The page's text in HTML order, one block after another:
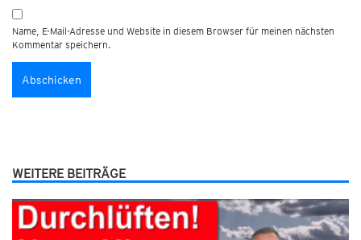
Name, E-Mail-Adresse und Website in diesem Browser für meinen nächsten
Kommentar speichern.
WEITERE BEITRÄGE